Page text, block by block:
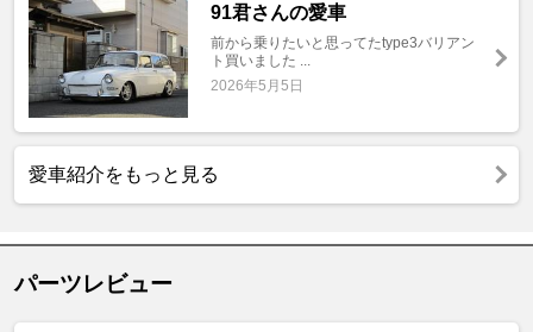
91君さんの愛車
前から乗りたいと思ってたtype3バリアン
ト買いました ...
2026年5月5日
愛車紹介をもっと見る
パーツレビュー